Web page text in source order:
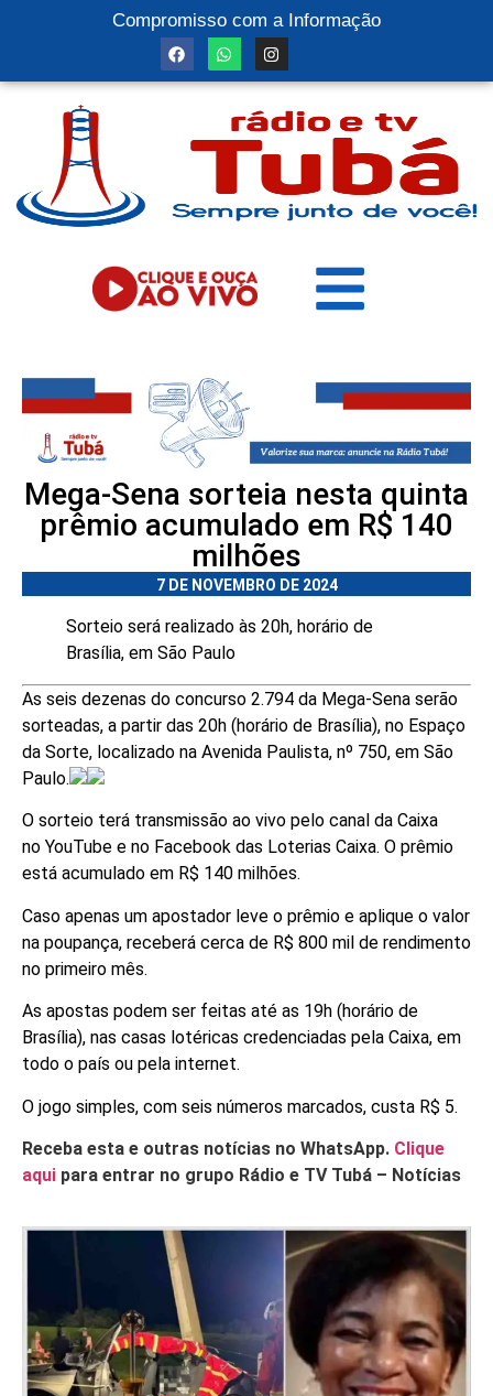
Compromisso com a Informação
Mega-Sena sorteia nesta quinta
prêmio acumulado em R$ 140
milhões
7 DE NOVEMBRO DE 2024
Sorteio será realizado às 20h, horário de
Brasília, em São Paulo
As seis dezenas do concurso 2.794 da Mega-Sena serão
sorteadas, a partir das 20h (horário de Brasília), no Espaço
da Sorte, localizado na Avenida Paulista, nº 750, em São
Paulo.
O sorteio terá transmissão ao vivo pelo canal da Caixa
no YouTube e no Facebook das Loterias Caixa. O prêmio
está acumulado em R$ 140 milhões.
Caso apenas um apostador leve o prêmio e aplique o valor
na poupança, receberá cerca de R$ 800 mil de rendimento
no primeiro mês.
As apostas podem ser feitas até as 19h (horário de
Brasília), nas casas lotéricas credenciadas pela Caixa, em
todo o país ou pela internet.
O jogo simples, com seis números marcados, custa R$ 5.
Receba esta e outras notícias no WhatsApp. Clique
aqui para entrar no grupo Rádio e TV Tubá – Notícias